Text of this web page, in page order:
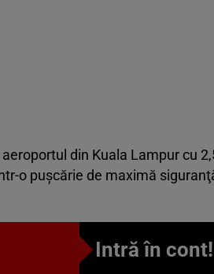
din Kuala Lampur cu
o puşcărie de maximă
Intră în cont!